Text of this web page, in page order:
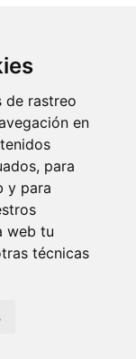
de rastreo
en
para
y para
web tu
técnicas